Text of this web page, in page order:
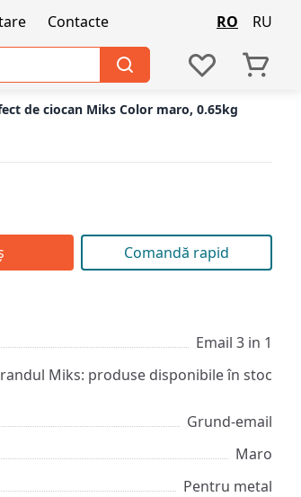
Contacte RO RU
de ciocan Miks Color maro, 0.65kg
Comandă rapid
Email 3 in 1
Grund-email
Maro
Pentru metal